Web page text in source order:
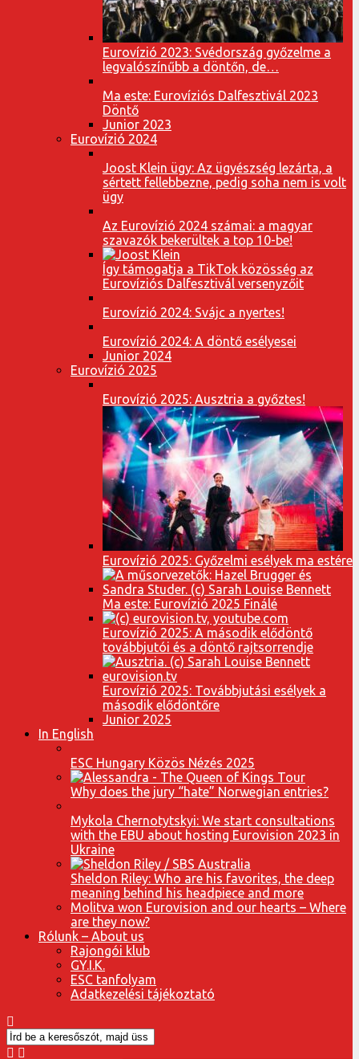
Eurovízió 2023: Svédország győzelme a
legvalószínűbb a döntőn, de…
Ma este: Eurovíziós Dalfesztivál 2023
Döntő
Junior 2023
Eurovízió 2024
Joost Klein ügy: Az ügyészség lezárta, a
sértett fellebbezne, pedig soha nem is volt
ügy
Az Eurovízió 2024 számai: a magyar
szavazók bekerültek a top 10-be!
Így támogatja a TikTok közösség az
Eurovíziós Dalfesztivál versenyzőit
Eurovízió 2024: Svájc a nyertes!
Eurovízió 2024: A döntő esélyesei
Junior 2024
Eurovízió 2025
Eurovízió 2025: Ausztria a győztes!
Eurovízió 2025: Győzelmi esélyek ma estére
Ma este: Eurovízió 2025 Finálé
Eurovízió 2025: A második elődöntő
továbbjutói és a döntő rajtsorrendje
Eurovízió 2025: Továbbjutási esélyek a
második elődöntőre
Junior 2025
In English
ESC Hungary Közös Nézés 2025
Why does the jury “hate” Norwegian entries?
Mykola Chernotytskyi: We start consultations
with the EBU about hosting Eurovision 2023 in
Ukraine
Sheldon Riley: Who are his favorites, the deep
meaning behind his headpiece and more
Molitva won Eurovision and our hearts – Where
are they now?
Rólunk – About us
Rajongói klub
GY.I.K.
ESC tanfolyam
Adatkezelési tájékoztató